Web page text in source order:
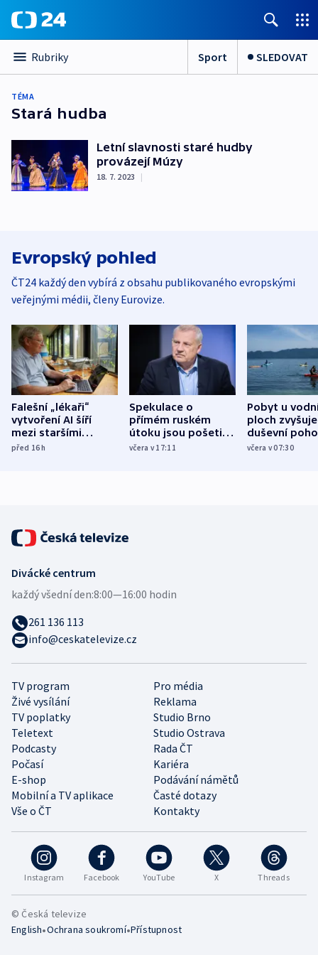
Rubriky Sport SLEDOVAT
TÉMA
Stará hudba
Letní slavnosti staré hudby
provázejí Múzy
18. 7. 2023 |
Evropský pohled
ČT24 každý den vybírá z obsahu publikovaného evropskými
veřejnými médii, členy Eurovize.
Falešní „lékaři“
vytvoření AI šíří
mezi staršími
Poláky nebezpečné
před 16h
Spekulace o
přímém ruském
útoku jsou pošetilé,
míní estonský
včera v 17:11
Pobyt u
ploch zvyšuje
duševní
ukázala
včera v 07:30
Instagram Facebook YouTube X Threads
TV program
Pro média
Živé vysílání
Reklama
TV poplatky
Studio Brno
Teletext
Studio Ostrava
Podcasty
Rada ČT
Počasí
Kariéra
E-shop
Podávání námětů
Mobilní a TV aplikace
Časté dotazy
Vše o ČT
Kontakty
Divácké centrum
každý všední den:8:00—16:00 hodin
261 136 113
info@ceskatelevize.cz
© Česká televize
English•Ochrana soukromí•Přístupnost